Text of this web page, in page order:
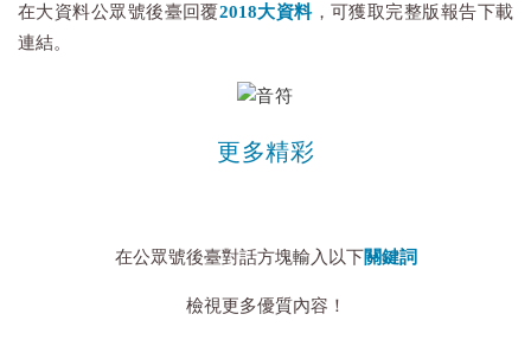
在大資料公眾號後臺回覆2018大資料，可獲取完整版報告下載
連結。
更多精彩
在公眾號後臺對話方塊輸入以下關鍵詞
檢視更多優質內容！